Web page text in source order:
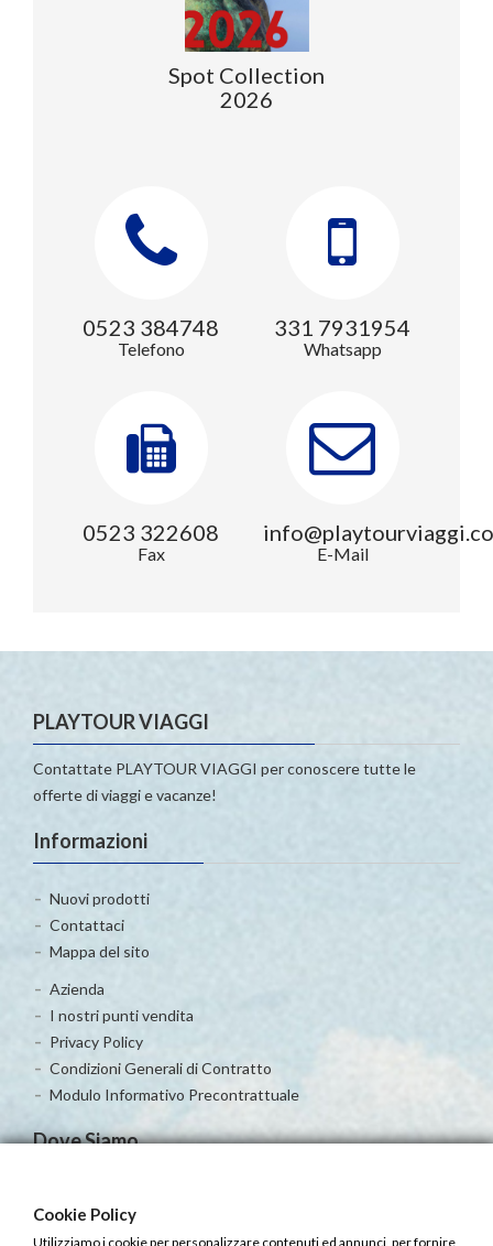
Spot Collection
2026
0523 384748
Telefono
331 7931954
Whatsapp
0523 322608
Fax E-Mail
PLAYTOUR VIAGGI
Contattate PLAYTOUR VIAGGI per conoscere tutte le
offerte di viaggi e vacanze!
Informazioni
Nuovi prodotti
Contattaci
Mappa del sito
Azienda
I nostri punti vendita
Privacy Policy
Condizioni Generali di Contratto
Modulo Informativo Precontrattuale
Dove Siamo
Cookie Policy
Utilizziamo i cookie per personalizzare contenuti ed annunci, per fornire